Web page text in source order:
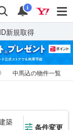
検索 通知
i
ID新規取得
中馬込の物件一覧
築
条件変更